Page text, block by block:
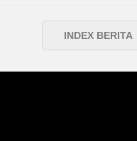
INDEX BERITA